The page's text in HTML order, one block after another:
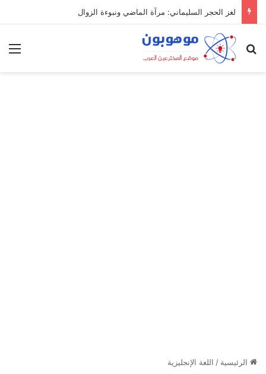
لغز الحجر السليماني: مرآة الماضي ونبوءة الزوال
بحث عن
الرئيسية / اللغة الإنجليزية